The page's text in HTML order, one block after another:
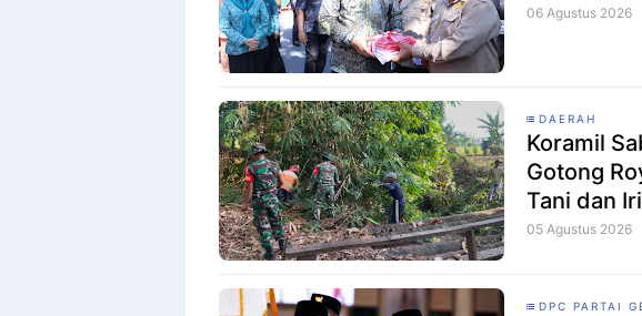
06 Agustus 2026
DAERAH
Koramil
Gotong
Tani dan
05 Agustus 2026
DPC PARTAI